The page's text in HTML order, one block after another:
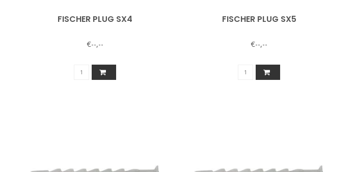
FISCHER PLUG SX4
€--,--
FISCHER PLUG SX5
€--,--